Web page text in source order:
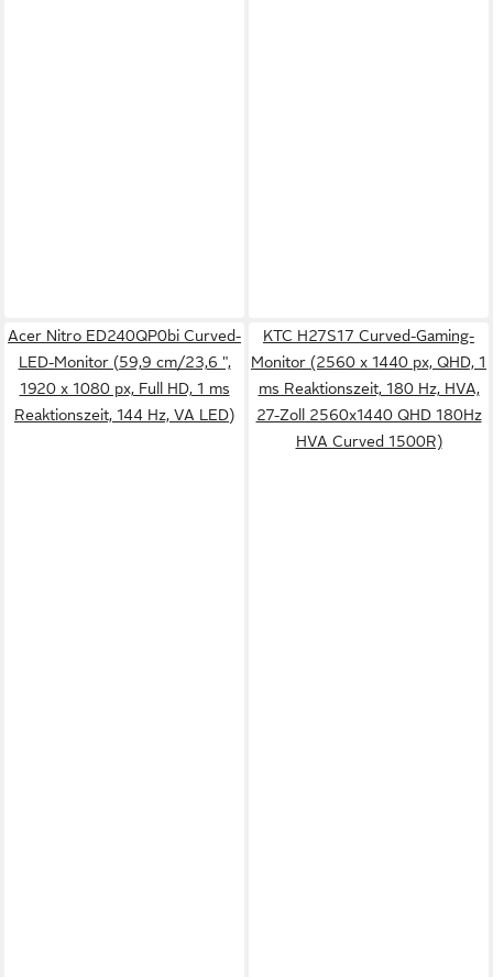
Acer Nitro ED240QP0bi Curved-
LED-Monitor (59,9 cm/23,6 ",
1920 x 1080 px, Full HD, 1 ms
Reaktionszeit, 144 Hz, VA LED)
KTC H27S17 Curved-Gaming-
Monitor (2560 x 1440 px, QHD, 1
ms Reaktionszeit, 180 Hz, HVA,
27-Zoll 2560x1440 QHD 180Hz
HVA Curved 1500R)